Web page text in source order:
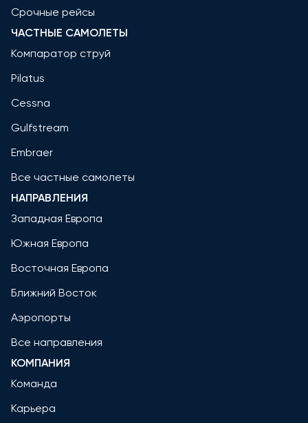
Срочные рейсы
ЧАСТНЫЕ САМОЛЕТЫ
Компаратор струй
Pilatus
Cessna
Gulfstream
Embraer
Все частные самолеты
НАПРАВЛЕНИЯ
Западная Европа
Южная Европа
Восточная Европа
Ближний Восток
Аэропорты
Все направления
КОМПАНИЯ
Команда
Карьера